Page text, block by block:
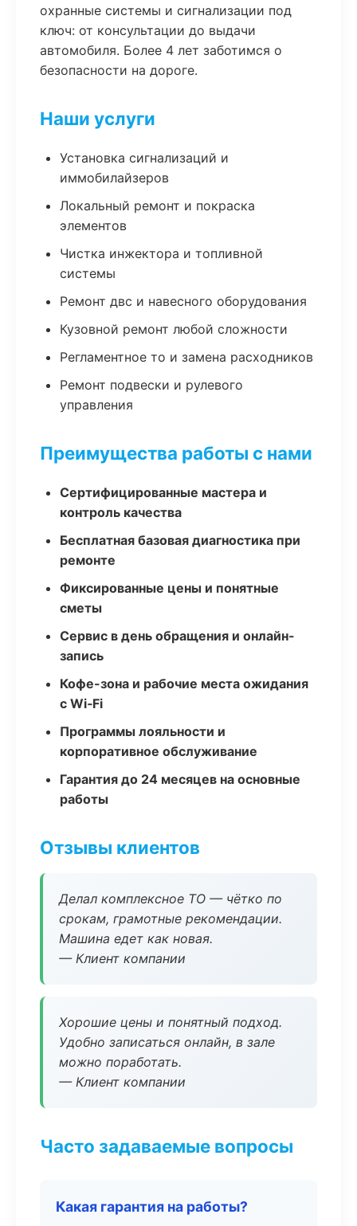
охранные системы и сигнализации под
ключ: от консультации до выдачи
автомобиля. Более 4 лет заботимся о
безопасности на дороге.
Наши услуги
Установка сигнализаций и
иммобилайзеров
Локальный ремонт и покраска
элементов
Чистка инжектора и топливной
системы
Ремонт двс и навесного оборудования
Кузовной ремонт любой сложности
Регламентное то и замена расходников
Ремонт подвески и рулевого
управления
Преимущества работы с нами
Сертифицированные мастера и
контроль качества
Бесплатная базовая диагностика при
ремонте
Фиксированные цены и понятные
сметы
Сервис в день обращения и онлайн-
запись
Кофе-зона и рабочие места ожидания
с Wi‑Fi
Программы лояльности и
корпоративное обслуживание
Гарантия до 24 месяцев на основные
работы
Отзывы клиентов
Делал комплексное ТО — чётко по
срокам, грамотные рекомендации.
Машина едет как новая.
— Клиент компании
Хорошие цены и понятный подход.
Удобно записаться онлайн, в зале
можно поработать.
— Клиент компании
Часто задаваемые вопросы
Какая гарантия на работы?